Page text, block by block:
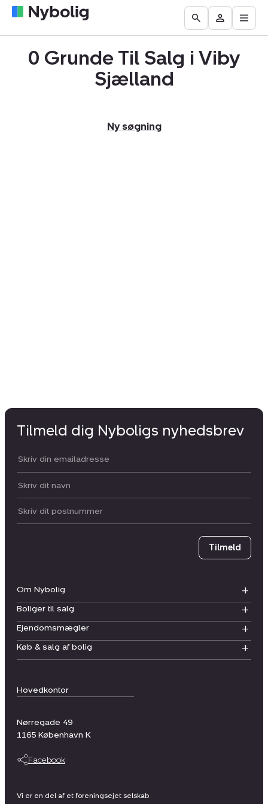
Boliger
til
Find
mægler
Få
vurderet
bolig
Go
to
the
Search
Besøg
Mit
Nybolig
Åbn
0 Grunde Til Salg i Viby
Sjælland
Ny søgning
Hovedkontor
Nørregade 49
1165 København K
Facebook
Om Nybolig
Boliger til salg
Ejendomsmægler
Køb & salg af bolig
Tilmeld dig Nyboligs nyhedsbrev
Din email:
Dit navn:
Postnummer
Tilmeld
Vi er en del af et foreningsejet selskab